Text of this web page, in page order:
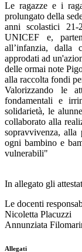
Le ragazze e i
prolungato della
anni scolastici
UNICEF e,
all’infanzia, dalla
approdati ad
delle ormai note
alla raccolta fondi
Valorizzando le
fondamentali e
solidarietà, le
collaborato alla
sopravvivenza,
ogni bambino e
vulnerabili"
In allegato gli
Le docenti
Nicoletta Placuzzi
Annunziata
Allegati